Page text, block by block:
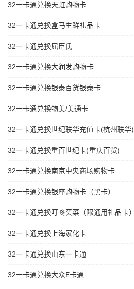
32一卡通兑换天虹购物卡
32一卡通兑换盒马生鲜礼品卡
32一卡通兑换屈臣氏
32一卡通兑换大润发购物卡
32一卡通兑换银泰百货银泰卡
32一卡通兑换物美/美通卡
32一卡通兑换世纪联华充值卡(杭州联华)
32一卡通兑换重百世纪卡(重庆百货)
32一卡通兑换南京中央商场购物卡
32一卡通兑换银座购物卡（黑卡）
32一卡通兑换叮咚买菜（限通用礼品卡）
32一卡通兑换上海家化卡
32一卡通兑换山东一卡通
32一卡通兑换大众E卡通